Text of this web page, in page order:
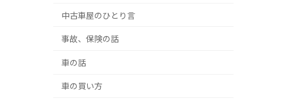
中古車屋のひとり言
事故、保険の話
車の話
車の買い方